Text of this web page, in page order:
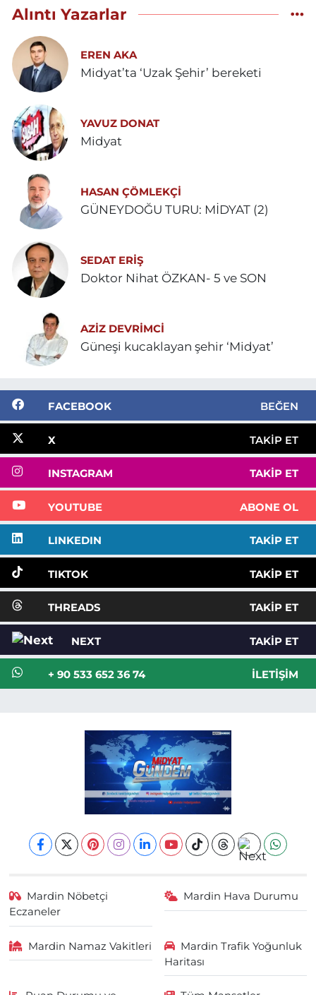
Alıntı Yazarlar
EREN AKA
Midyat’ta ‘Uzak Şehir’ bereketi
YAVUZ DONAT
Midyat
HASAN ÇÖMLEKÇİ
GÜNEYDOĞU TURU: MİDYAT (2)
SEDAT ERİŞ
Doktor Nihat ÖZKAN- 5 ve SON
AZIZ DEVRIMCI
Güneşi kucaklayan şehir ‘Midyat’
FACEBOOK BEĞEN
X TAKIP ET
INSTAGRAM TAKIP ET
YOUTUBE ABONE OL
LINKEDIN TAKIP ET
TIKTOK TAKIP ET
THREADS TAKIP ET
NEXT TAKIP ET
+ 90 533 652 36 74 İLETIŞIM
Mardin Nöbetçi
Eczaneler
Mardin Hava Durumu
Mardin Namaz Vakitleri
Mardin Trafik Yoğunluk
Haritası